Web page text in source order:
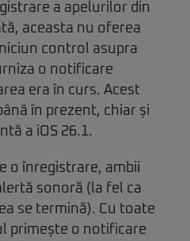
a apelurilor din
aceasta nu oferea
control asupra
o notificare
era în curs. Acest
în prezent, chiar și
a iOS 26.1.
o înregistrare, ambii
sonoră (la fel ca
se termină). Cu toate
primește o notificare